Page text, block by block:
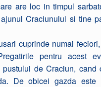
are loc in timpul
Craciunului si tine
cuprinde numai
pentru acest
de Craciun, cand
De obicei gazda este